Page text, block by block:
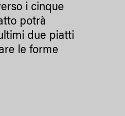
i cinque
potrà
due piatti
le forme